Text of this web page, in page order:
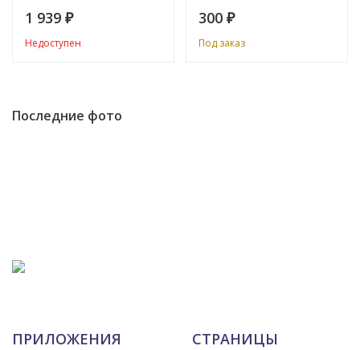
1 939 ₽
Недоступен
300 ₽
Под заказ
Последние фото
ПРИЛОЖЕНИЯ СТРАНИЦЫ